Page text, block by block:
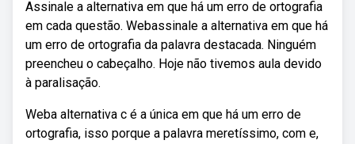
Assinale a alternativa em que há um erro de ortografia
em cada questão. Webassinale a alternativa em que há
um erro de ortografia da palavra destacada. Ninguém
preencheu o cabeçalho. Hoje não tivemos aula devido
à paralisação.
Weba alternativa c é a única em que há um erro de
ortografia, isso porque a palavra meretíssimo, com e,